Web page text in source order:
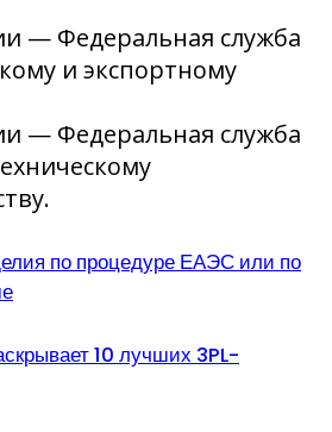
— Федеральная служба
и экспортному
— Федеральная служба
по процедуре ЕАЭС или по
10 лучших 3PL-